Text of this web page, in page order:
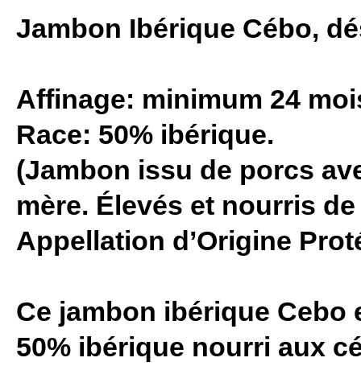
Jambon Ibérique Cébo,
Affinage: minimum 24
Race: 50% ibérique.
(Jambon issu de porcs
mère. Élevés et nourris
Appellation d’Origine
Ce jambon ibérique
50% ibérique nourri aux